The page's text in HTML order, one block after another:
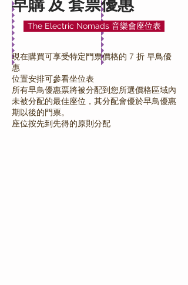
早購 及 套票優惠
The Electric Nomads 音樂會座位表
現在購買可享受特定門票價格的 7 折 早鳥優
惠
位置安排可參看坐位表
所有早鳥優惠票將被分配到您所選價格區域內
未被分配的最佳座位，其分配會優於早鳥優惠
期以後的門票。
座位按先到先得的原則分配